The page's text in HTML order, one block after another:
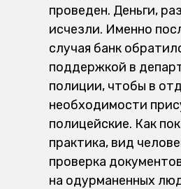
проведен. Деньги,
исчезли. Именно
случая банк
поддержкой в
полиции, чтобы в
необходимости
полицейские. Как
практика, вид
проверка
на одурманенных